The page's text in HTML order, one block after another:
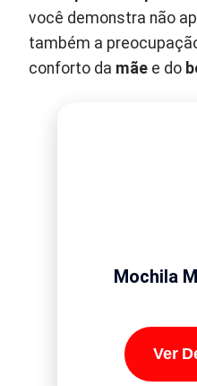
você demonstra não
também a
conforto da mãe e do
Mochila
Ver